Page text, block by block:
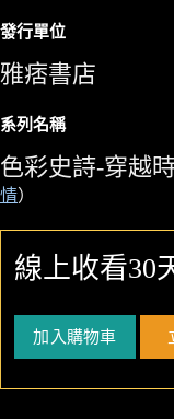
發行單位
雅痞書店
系列名稱
色彩史詩-穿越
情）
線上收看30
加入購物車